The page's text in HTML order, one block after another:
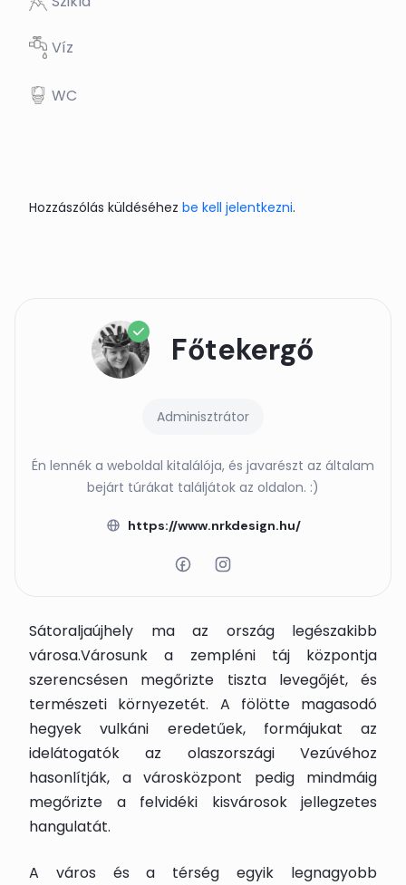
Víz
WC
Főtekergő
Adminisztrátor
Én lennék a weboldal kitalálója, és javarészt az általam
bejárt túrákat találjátok az oldalon. :)
https://www.nrkdesign.hu/
Hozzászólás küldéséhez be kell jelentkezni.
Sátoraljaújhely ma az ország legészakibb
városa.Városunk a zempléni táj központja
szerencsésen megőrizte tiszta levegőjét, és
természeti környezetét. A fölötte magasodó
hegyek vulkáni eredetűek, formájukat az
idelátogatók az olaszországi Vezúvéhoz
hasonlítják, a városközpont pedig mindmáig
megőrizte a felvidéki kisvárosok jellegzetes
hangulatát.
A város és a térség egyik legnagyobb